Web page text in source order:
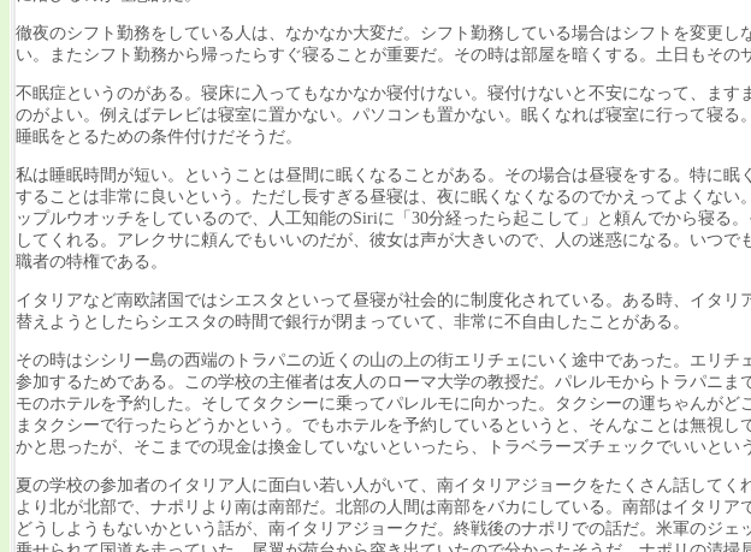
徹夜のシフト勤務をしている人は、なかなか大変だ。シフト勤務している場合はシフトを変更し
い。またシフト勤務から帰ったらすぐ寝ることが重要だ。その時は部屋を暗くする。土日もその
不眠症というのがある。寝床に入ってもなかなか寝付けない。寝付けないと不安になって、ま
のがよい。例えばテレビは寝室に置かない。パソコンも置かない。眠くなれば寝室に行って寝
睡眠をとるための条件付けだそうだ。
私は睡眠時間が短い。ということは昼間に眠くなることがある。その場合は昼寝をする。特に
することは非常に良いという。ただし長すぎる昼寝は、夜に眠くなくなるのでかえってよくない
ップルウオッチをしているので、人工知能のSiriに「30分経ったら起こして」と頼んでから寝る
してくれる。アレクサに頼んでもいいのだが、彼女は声が大きいので、人の迷惑になる。いつ
職者の特権である。
イタリアなど南欧諸国ではシエスタといって昼寝が社会的に制度化されている。ある時、イタ
替えようとしたらシエスタの時間で銀行が閉まっていて、非常に不自由したことがある。
その時はシシリー島の西端のトラパニの近くの山の上の街エリチェにいく途中であった。エリ
参加するためである。この学校の主催者は友人のローマ大学の教授だ。パレルモからトラパニ
モのホテルを予約した。そしてタクシーに乗ってパレルモに向かった。タクシーの運ちゃんが
まタクシーで行ったらどうかという。でもホテルを予約しているというと、そんなことは無視
かと思ったが、そこまでの現金は換金していないといったら、トラベラーズチェックでいいとい
夏の学校の参加者のイタリア人に面白い若い人がいて、南イタリアジョークをたくさん話して
より北が北部で、ナポリより南は南部だ。北部の人間は南部をバカにしている。南部はイタリ
どうしようもないかという話が、南イタリアジョークだ。終戦後のナポリでの話だ。米軍のジ